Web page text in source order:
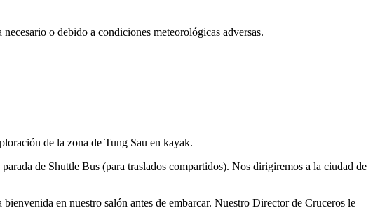
o debido a condiciones meteorológicas adversas.
de la zona de Tung Sau en kayak.
de Shuttle Bus (para traslados compartidos). Nos dirigiremos a la ciudad de
en nuestro salón antes de embarcar. Nuestro Director de Cruceros le